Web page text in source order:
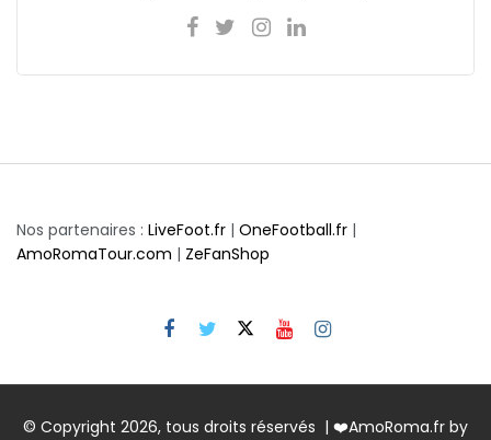
Nos partenaires : LiveFoot.fr | OneFootball.fr |
AmoRomaTour.com | ZeFanShop
© Copyright 2026, tous droits réservés | ❤️AmoRoma.fr by